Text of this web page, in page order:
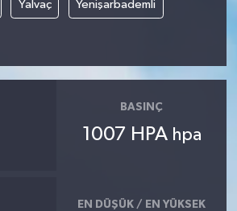
Yalvaç Yenişarbademli
BASINÇ
1007 HPA hpa
EN DÜŞÜK / EN YÜKSEK